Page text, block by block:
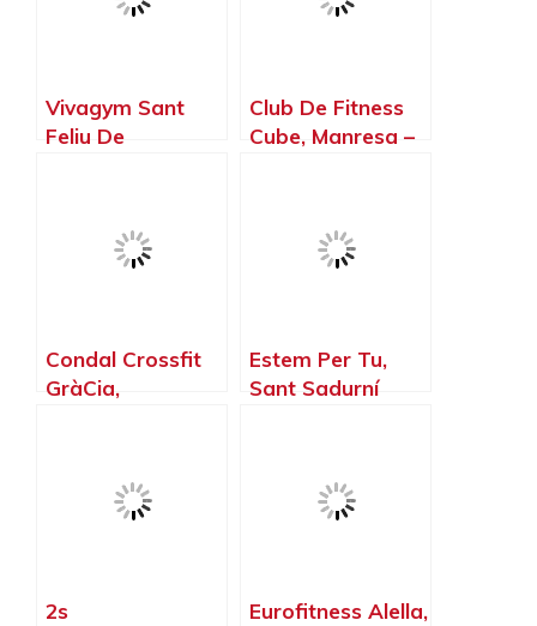
Vivagym Sant
Feliu De
Feliu de
Club De Fitness
Cube, Manresa –
Condal Crossfit
GràCia,
Estem Per Tu,
Sant Sadurní
2s
Eurofitness Alella,